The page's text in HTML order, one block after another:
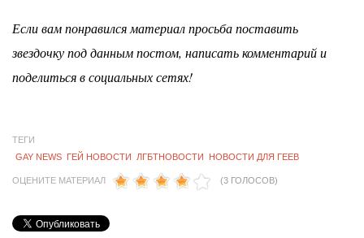
Если вам понравился материал просьба поставить
звездочку под данным постом, написать комментарий и
поделиться в социальных сетях!
ТЕГИ
GAY NEWS ГЕЙ НОВОСТИ ЛГБТНОВОСТИ НОВОСТИ ДЛЯ ГЕЕВ
ОЦЕНИТЕ МАТЕРИАЛ (3 ГОЛОСОВ)